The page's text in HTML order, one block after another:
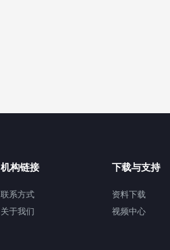
机构链接
联系方式
关于我们
下载与支持
资料下载
视频中心